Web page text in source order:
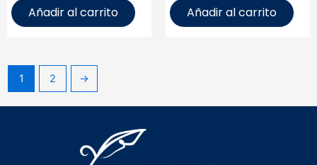
Añadir al carrito
Añadir al carrito
1 2 →